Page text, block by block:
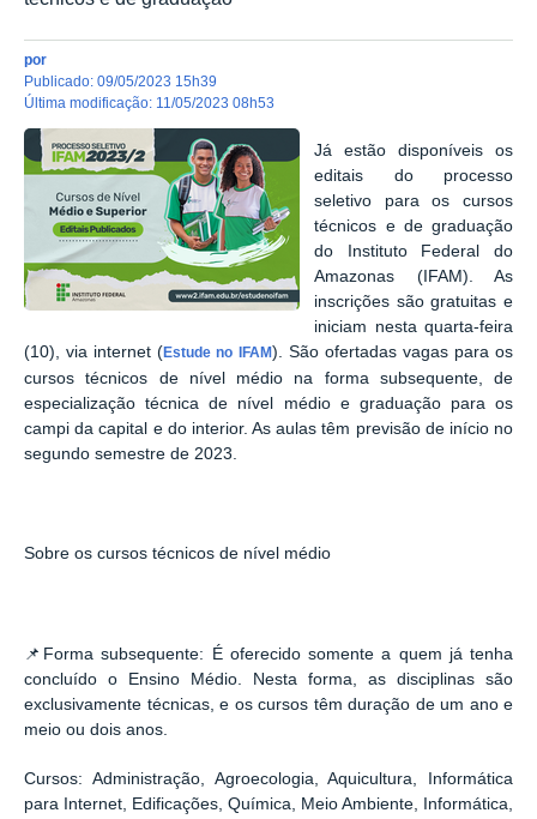
por
publicado: 09/05/2023 15h39
última modificação: 11/05/2023 08h53
Já estão disponíveis os
editais do processo
seletivo para os cursos
técnicos e de graduação
do Instituto Federal do
Amazonas (IFAM). As
inscrições são gratuitas e
iniciam nesta quarta-feira
(10), via internet (Estude no IFAM). São ofertadas vagas para os
cursos técnicos de nível médio na forma subsequente, de
especialização técnica de nível médio e graduação para os
campi da capital e do interior. As aulas têm previsão de início no
segundo semestre de 2023.
Sobre os cursos técnicos de nível médio
📌 Forma subsequente: É oferecido somente a quem já tenha
concluído o Ensino Médio. Nesta forma, as disciplinas são
exclusivamente técnicas, e os cursos têm duração de um ano e
meio ou dois anos.
Cursos: Administração, Agroecologia, Aquicultura, Informática
para Internet, Edificações, Química, Meio Ambiente, Informática,